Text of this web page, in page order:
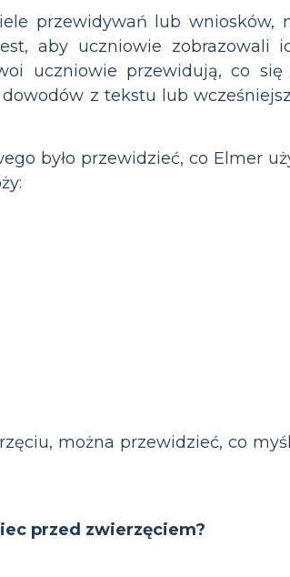
przewidywań lub wniosków,
aby uczniowie zobrazowali
uczniowie przewidują, co
z tekstu lub
było przewidzieć, co Elmer
można przewidzieć, co
przed zwierzęciem?